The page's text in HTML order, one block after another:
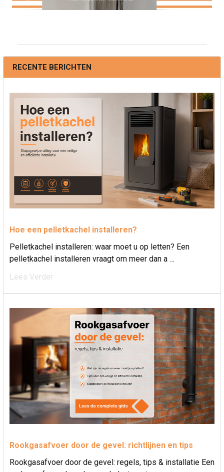
RECENTE BERICHTEN
Hoe een pelletkachel installeren?
Pelletkachel installeren: waar moet u op letten? Een
pelletkachel installeren vraagt om meer dan a …
Lees Verder
Rookgasafvoer door de gevel: richtlijnen en tips
Rookgasafvoer door de gevel: regels, tips & installatie Een